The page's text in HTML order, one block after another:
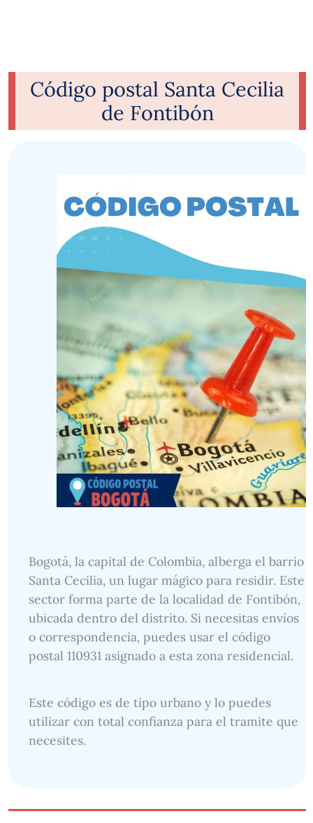
Código postal Santa Cecilia
de Fontibón
Bogotá, la capital de Colombia, alberga el barrio
Santa Cecilia, un lugar mágico para residir. Este
sector forma parte de la localidad de Fontibón,
ubicada dentro del distrito. Si necesitas envíos
o correspondencia, puedes usar el código
postal 110931 asignado a esta zona residencial.
Este código es de tipo urbano y lo puedes
utilizar con total confianza para el tramite que
necesites.